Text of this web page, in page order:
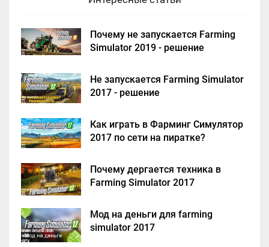
Почему не запускается Farming
Simulator 2019 - решение
Не запускается Farming Simulator
2017 - решение
Как играть в Фарминг Симулятор
2017 по сети на пиратке?
Почему дергается техника в
Farming Simulator 2017
Мод на деньги для farming
simulator 2017